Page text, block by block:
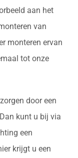
aan het
van
monteren ervan
tot onze
door een
kunt u bij via
een
krijgt u een